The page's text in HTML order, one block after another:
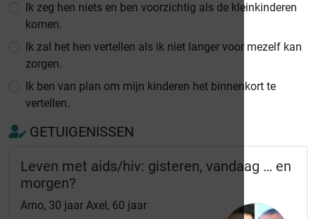
Ik zeg hen niets en ben voorzichtig als de kleinkinderen
komen.
Ik zal het hen vertellen als ik niet langer voor mezelf kan
zorgen.
Ik ben van plan om mijn kinderen het binnenkort te
vertellen.
GETUIGENISSEN
Leven met aids/hiv: gisteren, vandaag … en
morgen?
Arno, 30 jaar Axel, 60 jaar